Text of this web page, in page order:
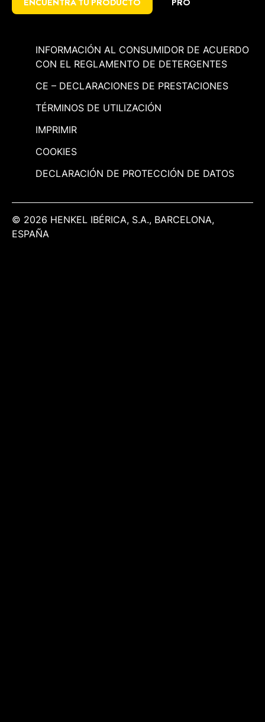
INFORMACIÓN AL CONSUMIDOR DE ACUERDO
CON EL REGLAMENTO DE DETERGENTES
CE – DECLARACIONES DE PRESTACIONES
TÉRMINOS DE UTILIZACIÓN
IMPRIMIR
COOKIES
DECLARACIÓN DE PROTECCIÓN DE DATOS
© 2026 HENKEL IBÉRICA, S.A., BARCELONA,
ESPAÑA